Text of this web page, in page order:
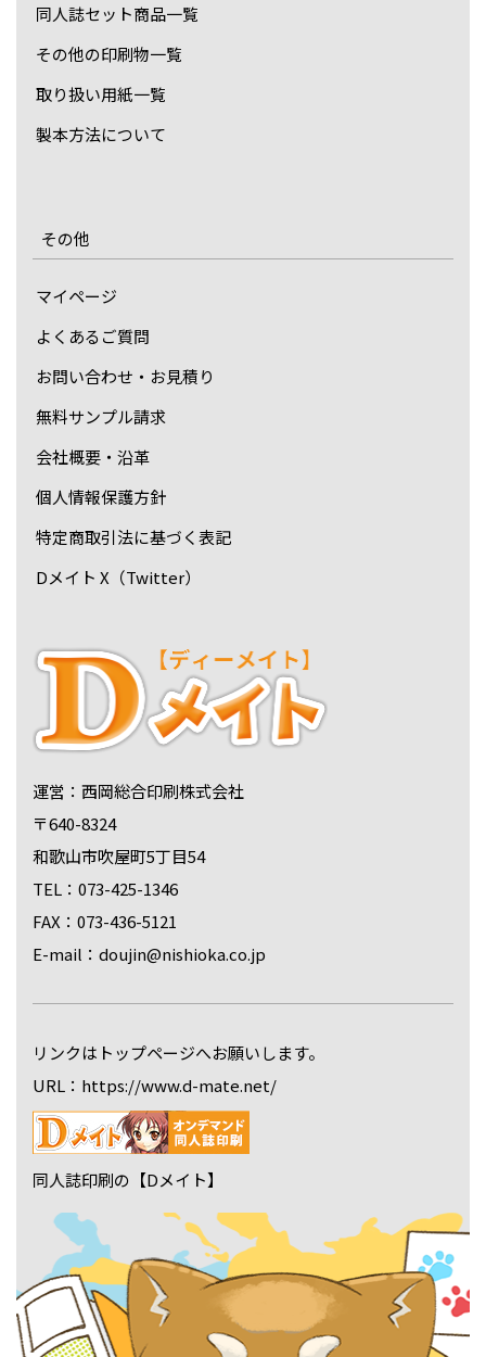
運営：西岡総合印刷株式会社
〒640-8324
和歌山市吹屋町5丁目54
TEL：073-425-1346
FAX：073-436-5121
E-mail：doujin@nishioka.co.jp
リンクはトップページへお願いします。
URL：https://www.d-mate.net/
同人誌印刷の【Dメイト】
同人誌セット商品一覧
その他の印刷物一覧
取り扱い用紙一覧
製本方法について
その他
マイページ
よくあるご質問
お問い合わせ・お見積り
無料サンプル請求
会社概要・沿革
個人情報保護方針
特定商取引法に基づく表記
Dメイト X（Twitter）